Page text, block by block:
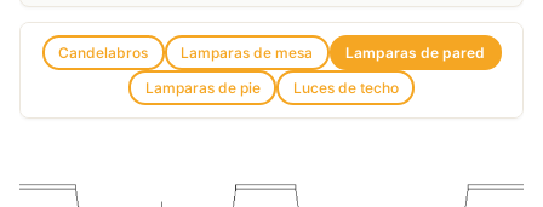
Candelabros Lamparas de mesa
Lamparas de pared
Lamparas de pie
Luces de techo